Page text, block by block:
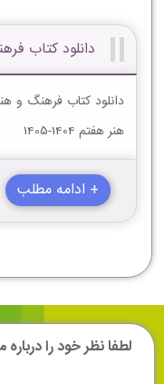
دانلود کتاب
دانلود کتاب فرهنگ و
هنر هفتم 1404-1405
+ ادامه مطلب
لطفا نظر خود را